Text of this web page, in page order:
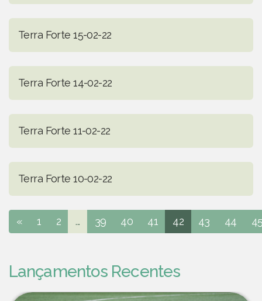
Terra Forte 15-02-22
Terra Forte 14-02-22
Terra Forte 11-02-22
Terra Forte 10-02-22
« 1 2 ... 39 40 41 42 43 44
Lançamentos Recentes